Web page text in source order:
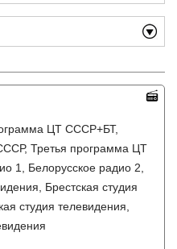
ЦТ СССР+БТ,
Третья программа ЦТ
1, Белорусское радио 2,
Брестская студия
студия телевидения,